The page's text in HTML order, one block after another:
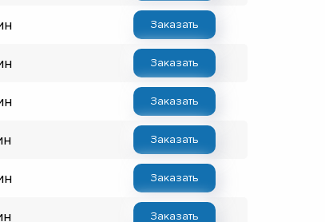
Заказать
Заказать
Заказать
Заказать
Заказать
Заказать